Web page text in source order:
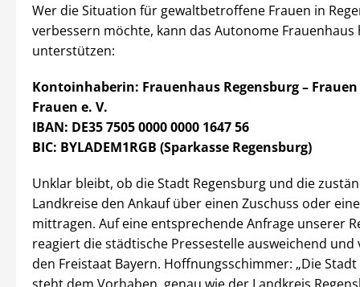
Wer die Situation für gewaltbetroffene Frauen in
verbessern möchte, kann das Autonome Frauenhaus
unterstützen:
Kontoinhaberin: Frauenhaus Regensburg –
Frauen e. V.
IBAN: DE35 7505 0000 0000 1647 56
BIC: BYLADEM1RGB (Sparkasse Regensburg)
Unklar bleibt, ob die Stadt Regensburg und die
Landkreise den Ankauf über einen Zuschuss oder
mittragen. Auf eine entsprechende Anfrage unserer
reagiert die städtische Pressestelle ausweichend und
den Freistaat Bayern. Hoffnungsschimmer: „Die